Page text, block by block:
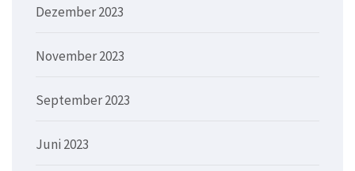
Dezember 2023
November 2023
September 2023
Juni 2023